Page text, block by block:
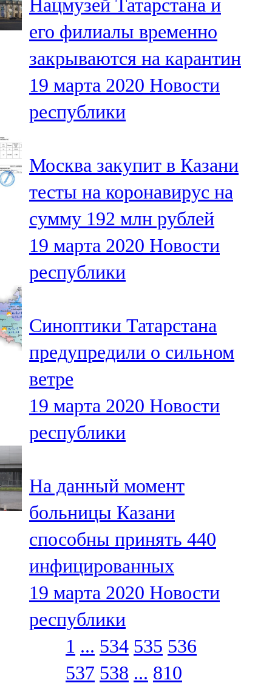
Нацмузей Татарстана и
его филиалы временно
закрываются на карантин
19 марта 2020 Новости
республики
Москва закупит в Казани
тесты на коронавирус на
сумму 192 млн рублей
19 марта 2020 Новости
республики
Синоптики Татарстана
предупредили о сильном
ветре
19 марта 2020 Новости
республики
На данный момент
больницы Казани
способны принять 440
инфицированных
19 марта 2020 Новости
республики
1 ... 534 535 536
537 538 ... 810